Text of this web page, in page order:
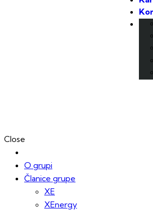
Close
O grupi
Članice grupe
XE
XEnergy